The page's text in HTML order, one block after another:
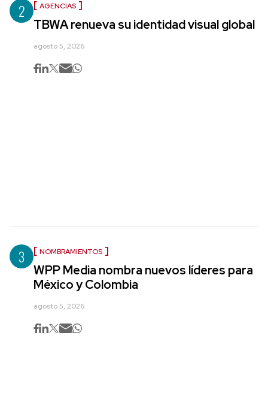
2 AGENCIAS
TBWA renueva su identidad visual global
agosto 5, 2026
3 NOMBRAMIENTOS
WPP Media nombra nuevos líderes para
México y Colombia
agosto 5, 2026